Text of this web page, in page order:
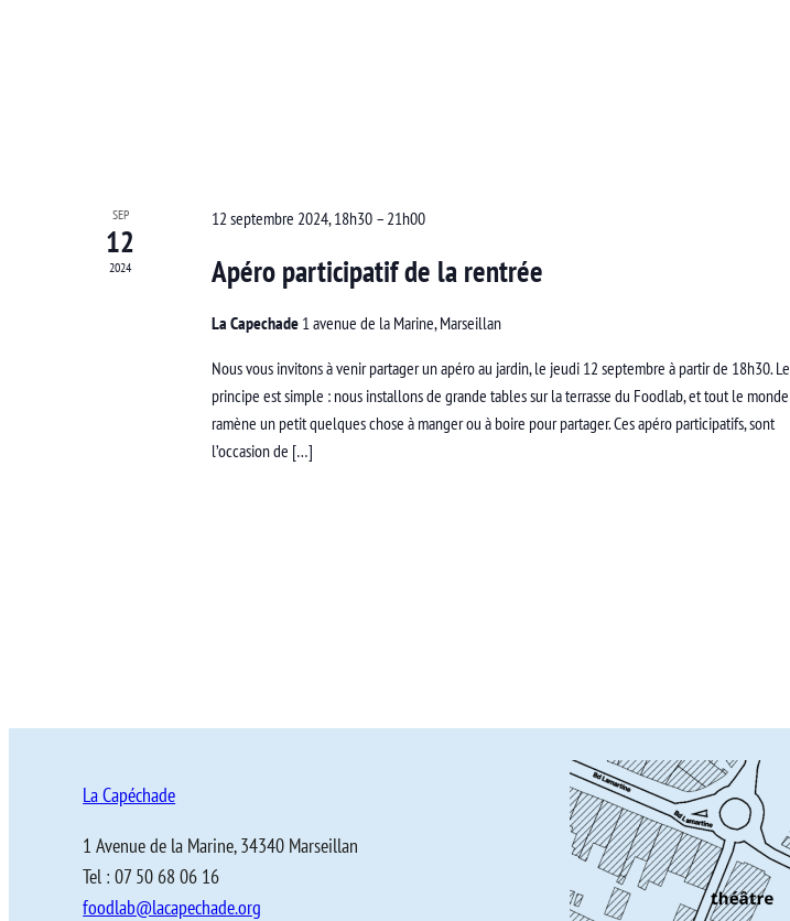
SEP
12
2024
12 septembre 2024, 18h30– 21h00
Apéro participatif de la rentrée
La Capechade 1 avenue de la Marine, Marseillan
Nous vous invitons à venir partager un apéro au jardin, le jeudi 12 septembre à partir de 18h30. Le
principe est simple : nous installons de grande tables sur la terrasse du Foodlab, et tout le monde
ramène un petit quelques chose à manger ou à boire pour partager. Ces apéro participatifs, sont
l’occasion de […]
La Capéchade
1 Avenue de la Marine, 34340 Marseillan
Tel : 07 50 68 06 16
foodlab@lacapechade.org